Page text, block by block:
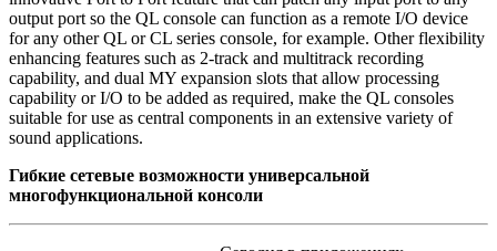
output port so the QL console can function as a remote I/O device
for any other QL or CL series console, for example. Other flexibility
enhancing features such as 2-track and multitrack recording
capability, and dual MY expansion slots that allow processing
capability or I/O to be added as required, make the QL consoles
suitable for use as central components in an extensive variety of
sound applications.
Гибкие сетевые возможности универсальной
многофункциональной консоли